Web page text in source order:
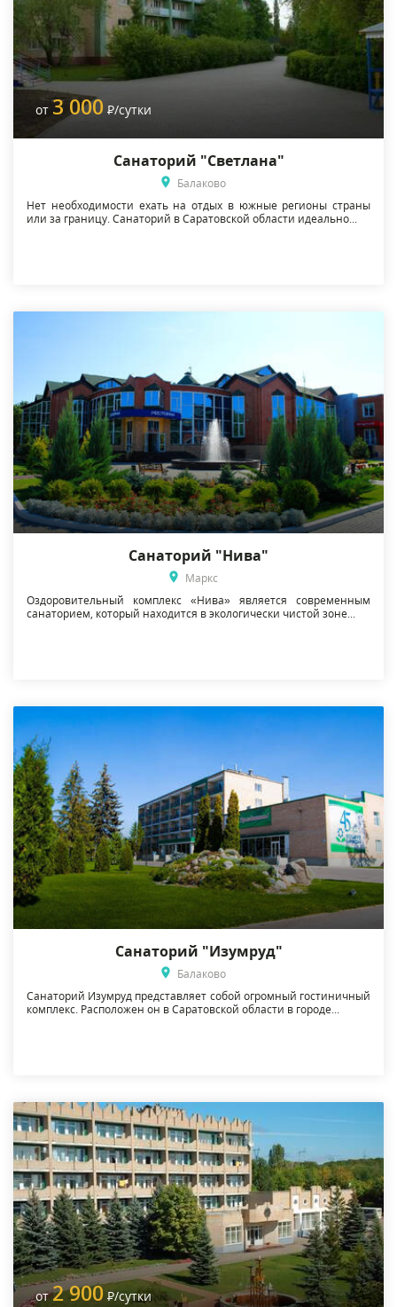
от 3 000 Р/сутки
Санаторий "Светлана"
Балаково
Нет необходимости ехать на отдых в южные регионы страны
или за границу. Санаторий в Саратовской области идеально...
Санаторий "Нива"
Маркс
Оздоровительный комплекс «Нива» является современным
санаторием, который находится в экологически чистой зоне...
Санаторий "Изумруд"
Балаково
Санаторий Изумруд представляет собой огромный гостиничный
комплекс. Расположен он в Саратовской области в городе...
от2 900 Р/сутки